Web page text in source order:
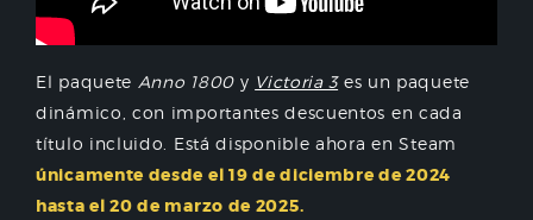
El paquete Anno 1800 y Victoria 3es un paquete
dinámico, con importantes descuentos en cada
título incluido. Está disponible ahora en Steam
únicamente desde el 19 de diciembre de 2024
hasta el 20 de marzo de 2025.